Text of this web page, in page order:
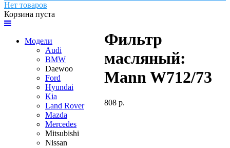
Нет товаров
Корзина пуста
Модели
Audi
BMW
Daewoo
Ford
Hyundai
Kia
Land Rover
Mazda
Mercedes
Mitsubishi
Nissan
Фильтр
масляный:
Mann W712/73
808 р.